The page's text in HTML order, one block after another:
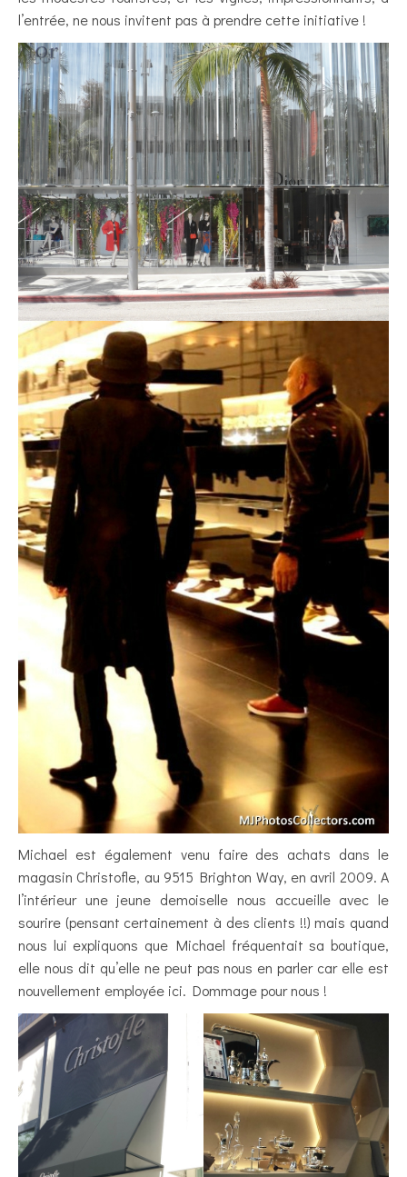
l’entrée, ne nous invitent pas à prendre cette initiative !
Michael est également venu faire des achats dans le
magasin Christofle, au 9515 Brighton Way, en avril 2009. A
l’intérieur une jeune demoiselle nous accueille avec le
sourire (pensant certainement à des clients !!) mais quand
nous lui expliquons que Michael fréquentait sa boutique,
elle nous dit qu’elle ne peut pas nous en parler car elle est
nouvellement employée ici. Dommage pour nous !